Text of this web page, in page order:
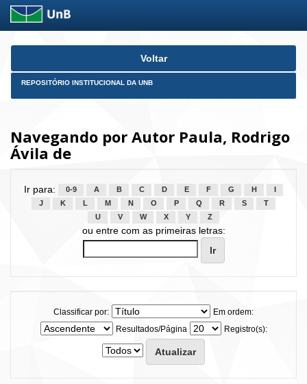
Skip
Voltar
REPOSITÓRIO INSTITUCIONAL DA UNB
Navegando por Autor Paula, Rodrigo
Ávila de
Ir para: 0-9 A B C D E F G H
J
K L M N O P Q R S
T
U
V W X Y Z
ou entre com as primeiras letras:
Classificar por:
Em ordem:
Resultados/Página
Registro(s):